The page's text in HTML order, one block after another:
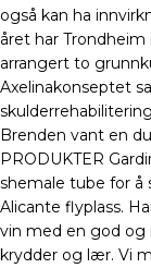
også kan ha
året har
arrangert to
Axelinakonseptet
Brenden vant en
PRODUKTER
shemale tube for å
Alicante flyplass.
vin med en god og
krydder og lær. Vi